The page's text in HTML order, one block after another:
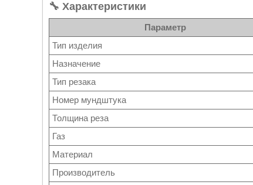
🔧 Характеристики
Параметр
Тип изделия
Назначение
Тип резака
Номер мундштука
Толщина реза
Газ
Материал
Производитель